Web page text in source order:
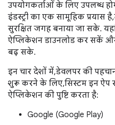
उपयोगकर्ताओं के लिए उपलब्ध
इंडस्ट्री का एक सामूहिक प्रयास
सुरक्षित जगह बनाया जा सके.
ऐप्लिकेशन डाउनलोड कर सकें
बढ़ सके.
इन चार देशों में, डेवलपर की
शुरू करने के लिए, सिस्टम इन ऐप
ऐप्लिकेशन की पुष्टि करता है:
Google (Google Play)